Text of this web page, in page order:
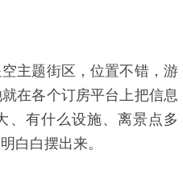
主题街区，位置不错，游
在各个订房平台上把信息
有什么设施、离景点多
白白摆出来。